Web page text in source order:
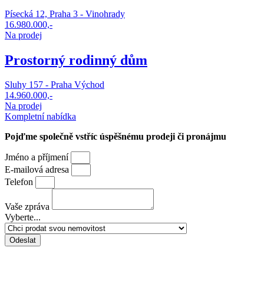
Písecká 12, Praha 3 - Vinohrady
16.980.000,-
Na prodej
Prostorný rodinný dům
Sluhy 157 - Praha Východ
14.960.000,-
Na prodej
Kompletní nabídka
Pojďme společně vstříc úspěšnému prodeji či pronájmu
Jméno a příjmení
E-mailová adresa
Telefon
Vaše zpráva
Vyberte...
Odeslat